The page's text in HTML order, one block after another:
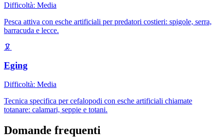
Difficoltà: Media
Pesca attiva con esche artificiali per predatori costieri: spigole, serra,
barracuda e lecce.
🦑
Eging
Difficoltà: Media
Tecnica specifica per cefalopodi con esche artificiali chiamate
totanare: calamari, seppie e totani.
Domande frequenti